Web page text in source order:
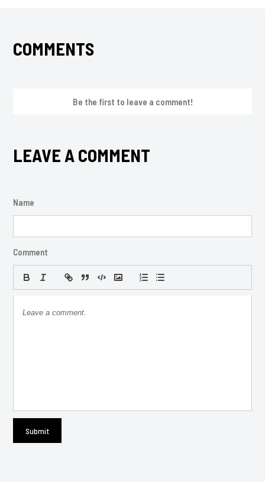
COMMENTS
Be the first to leave a comment!
LEAVE A COMMENT
Name
Comment